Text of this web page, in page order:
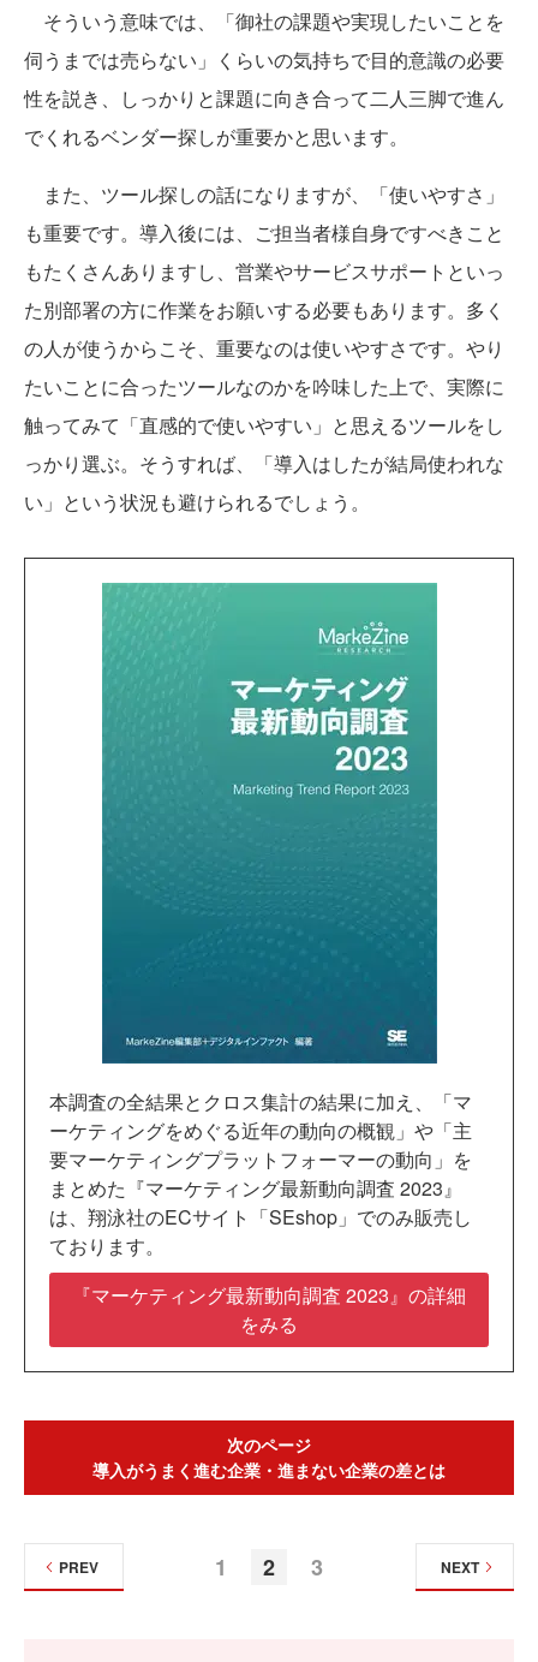
そういう意味では、「御社の課題や実現したいことを
伺うまでは売らない」くらいの気持ちで目的意識の必要
性を説き、しっかりと課題に向き合って二人三脚で進ん
でくれるベンダー探しが重要かと思います。
また、ツール探しの話になりますが、「使いやすさ」
も重要です。導入後には、ご担当者様自身ですべきこと
もたくさんありますし、営業やサービスサポートといっ
た別部署の方に作業をお願いする必要もあります。多く
の人が使うからこそ、重要なのは使いやすさです。やり
たいことに合ったツールなのかを吟味した上で、実際に
触ってみて「直感的で使いやすい」と思えるツールをし
っかり選ぶ。そうすれば、「導入はしたが結局使われな
い」という状況も避けられるでしょう。
本調査の全結果とクロス集計の結果に加え、「マ
ーケティングをめぐる近年の動向の概観」や「主
要マーケティングプラットフォーマーの動向」を
まとめた『マーケティング最新動向調査 2023』
は、翔泳社のECサイト「SEshop」でのみ販売し
ております。
『マーケティング最新動向調査 2023』の詳細
をみる
次のページ
導入がうまく進む企業・進まない企業の差とは
1 2 3
PREV NEXT